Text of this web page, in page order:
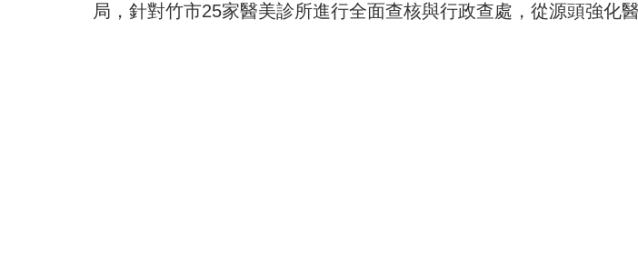
局，針對竹市25家醫美診所進行全面查核與行政查處，從源頭強化